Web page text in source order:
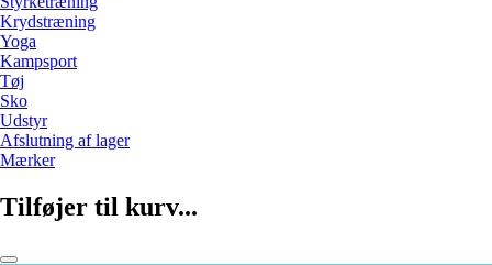
Krydstræning
Yoga
Kampsport
Tøj
Sko
Udstyr
Afslutning af lager
Mærker
Tilføjer til kurv...